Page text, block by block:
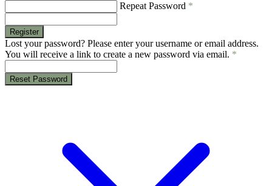
Repeat Password *
Register
Lost your password? Please enter your username or email address.
You will receive a link to create a new password via email. *
Reset Password